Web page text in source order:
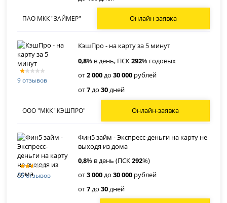
ПАО МКК "ЗАЙМЕР" Онлайн-заявка
9 отзывов
КэшПро - на карту за 5 минут
0,8% в день, ПСК292% годовых
от2 000до30 000 рублей
от7до30дней
ООО "МКК "КЭШПРО" Онлайн-заявка
65 отзывов
Фин5 займ - Экспресс-деньги на карту не
выходя из дома
0,8% в день (ПСК292%)
от3 000до30 000 рублей
от7до30дней